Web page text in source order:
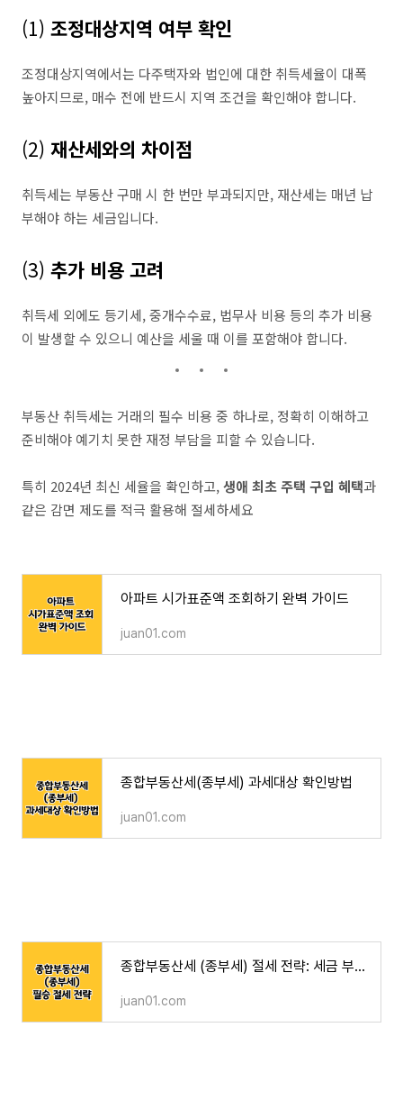
(1) 조정대상지역 여부 확인
조정대상지역에서는 다주택자와 법인에 대한 취득세율이 대폭
높아지므로, 매수 전에 반드시 지역 조건을 확인해야 합니다.
(2) 재산세와의 차이점
취득세는 부동산 구매 시 한 번만 부과되지만, 재산세는 매년 납
부해야 하는 세금입니다.
(3) 추가 비용 고려
취득세 외에도 등기세, 중개수수료, 법무사 비용 등의 추가 비용
이 발생할 수 있으니 예산을 세울 때 이를 포함해야 합니다.
부동산 취득세는 거래의 필수 비용 중 하나로, 정확히 이해하고
준비해야 예기치 못한 재정 부담을 피할 수 있습니다.
특히 2024년 최신 세율을 확인하고,생애 최초 주택 구입 혜택과
같은 감면 제도를 적극 활용해 절세하세요
아파트 시가표준액 조회하기 완벽 가이드
juan01.com
종합부동산세(종부세) 과세대상 확인방법
juan01.com
종합부동산세 (종부세) 절세 전략: 세금 부담을 줄이는 현실적인 방법
juan01.com